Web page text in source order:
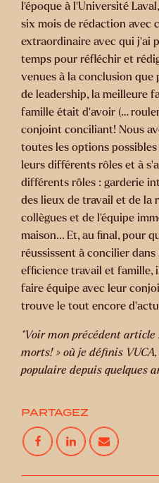
l’époque à l’Université
six mois de rédaction avec
extraordinaire avec qui j’ai
temps pour réfléchir et
venues à la conclusion que
de leadership, la meilleure
famille était d’avoir (…
conjoint conciliant! Nous
toutes les options
leurs différents rôles et à
différents rôles : garderie
des lieux de travail et de la
collègues et de l’équipe
maison... Et, au final, pour
réussissent à concilier
efficience travail et famille,
faire équipe avec leur
trouve le tout encore
*Voir mon précédent article
morts! » où je définis
populaire depuis quelques
PARTAGEZ